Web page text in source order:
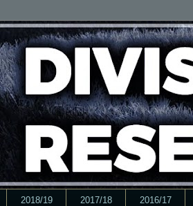
2018/19 2017/18 2016/17